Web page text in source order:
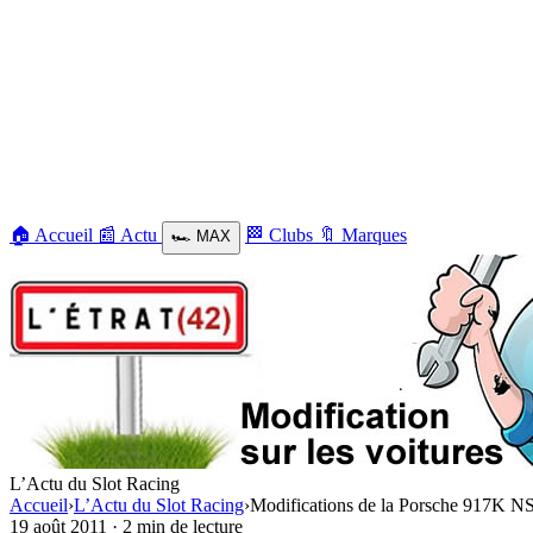
🏠 Accueil 📰 Actu 🏎️ MAX 🏁 Clubs 🔖 Marques
L’Actu du Slot Racing
Accueil›L’Actu du Slot Racing›Modifications de la Porsche 917K
19 août 2011 · 2 min de lecture